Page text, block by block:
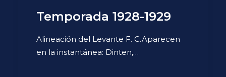
Temporada 1928-1929
Alineación del Levante F. C.Aparecen
en la instantánea: Dinten,…